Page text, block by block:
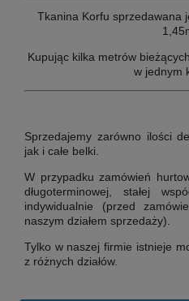
Tkanina Korfu sprzedawana
Kupując kilka metrów
w jednym
Sprzedajemy zarówno ilości
jak i całe belki.
W przypadku zamówień
długoterminowej, stałej
indywidualnie (przed
naszym działem sprzedaży).
Tylko w naszej firmie istnieje
z różnych działów.